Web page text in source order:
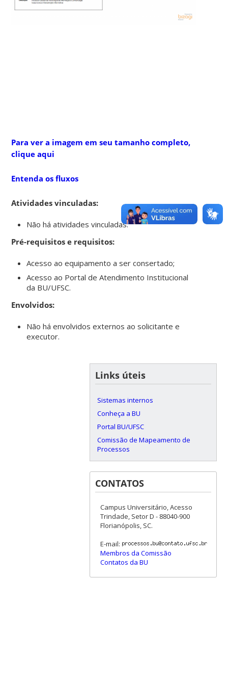
Para ver a imagem em seu tamanho completo,
clique aqui
Entenda os fluxos
Atividades vinculadas:
Não há atividades vinculadas.
Pré-requisitos e requisitos:
Acesso ao equipamento a ser consertado;
Acesso ao Portal de Atendimento Institucional
da BU/UFSC.
Envolvidos:
Não há envolvidos externos ao solicitante e
executor.
Links úteis
Sistemas internos
Conheça a BU
Portal BU/UFSC
Comissão de Mapeamento de
Processos
CONTATOS
Campus Universitário, Acesso
Trindade, Setor D - 88040-900
Florianópolis, SC.
E-mail:
Membros da Comissão
Contatos da BU